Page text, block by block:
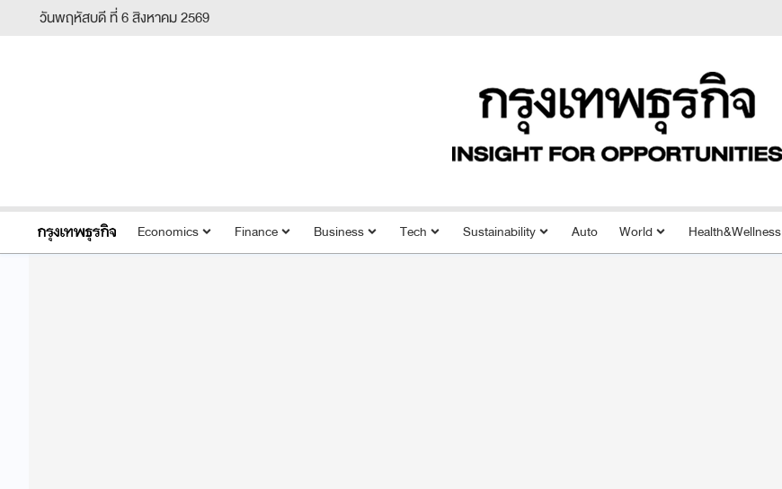
วันพฤหัสบดี ที่ 6 สิงหาคม 2569
Economics Finance Business Tech Sustainability Auto World Health&Wellness